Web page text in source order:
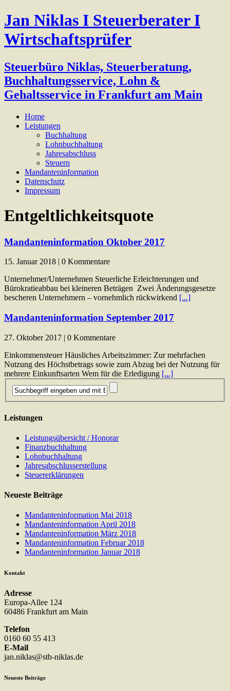
Jan Niklas I Steuerberater I
Wirtschaftsprüfer
Steuerbüro Niklas, Steuerberatung,
Buchhaltungsservice, Lohn &
Gehaltsservice in Frankfurt am Main
Home
Leistungen
Buchhaltung
Lohnbuchhaltung
Jahresabschluss
Steuern
Mandanteninformation
Datenschutz
Impressum
Entgeltlichkeitsquote
Mandanteninformation Oktober 2017
15. Januar 2018 | 0 Kommentare
Unternehmer/Unternehmen Steuerliche Erleichterungen und
Bürokratieabbau bei kleineren Beträgen Zwei Änderungsgesetze
bescheren Unternehmern – vornehmlich rückwirkend [...]
Mandanteninformation September 2017
27. Oktober 2017 | 0 Kommentare
Einkommensteuer Häusliches Arbeitszimmer: Zur mehrfachen
Nutzung des Höchstbetrags sowie zum Abzug bei der Nutzung für
mehrere Einkunftsarten Wem für die Erledigung [...]
Leistungen
Leistungsübersicht / Honorar
Finanzbuchhaltung
Lohnbuchhaltung
Jahresabschlusserstellung
Steuererklärungen
Neueste Beiträge
Mandanteninformation Mai 2018
Mandanteninformation April 2018
Mandanteninformation März 2018
Mandanteninformation Februar 2018
Mandanteninformation Januar 2018
Kontakt
Adresse
Europa-Allee 124
60486 Frankfurt am Main
Telefon
0160 60 55 413
E-Mail
jan.niklas@stb-niklas.de
Neueste Beiträge